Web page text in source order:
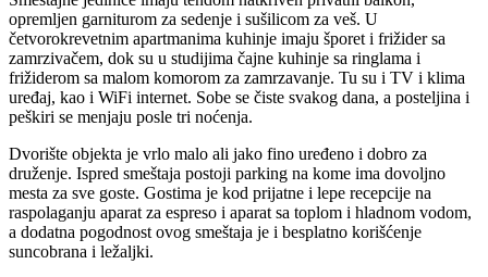
opremljen garniturom za sedenje i sušilicom za veš. U
četvorokrevetnim apartmanima kuhinje imaju šporet i frižider sa
zamrzivačem, dok su u studijima čajne kuhinje sa ringlama i
frižiderom sa malom komorom za zamrzavanje. Tu su i TV i klima
uređaj, kao i WiFi internet. Sobe se čiste svakog dana, a posteljina i
peškiri se menjaju posle tri noćenja.
Dvorište objekta je vrlo malo ali jako fino uređeno i dobro za
druženje. Ispred smeštaja postoji parking na kome ima dovoljno
mesta za sve goste. Gostima je kod prijatne i lepe recepcije na
raspolaganju aparat za espreso i aparat sa toplom i hladnom vodom,
a dodatna pogodnost ovog smeštaja je i besplatno korišćenje
suncobrana i ležaljki.